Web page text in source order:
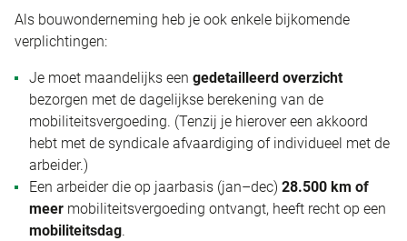
Als bouwonderneming heb je ook enkele bijkomende
verplichtingen:
Je moet maandelijks een gedetailleerd overzicht
bezorgen met de dagelijkse berekening van de
mobiliteitsvergoeding. (Tenzij je hierover een akkoord
hebt met de syndicale afvaardiging of individueel met de
arbeider.)
Een arbeider die op jaarbasis (jan–dec) 28.500 km of
meer mobiliteitsvergoeding ontvangt, heeft recht op een
mobiliteitsdag.